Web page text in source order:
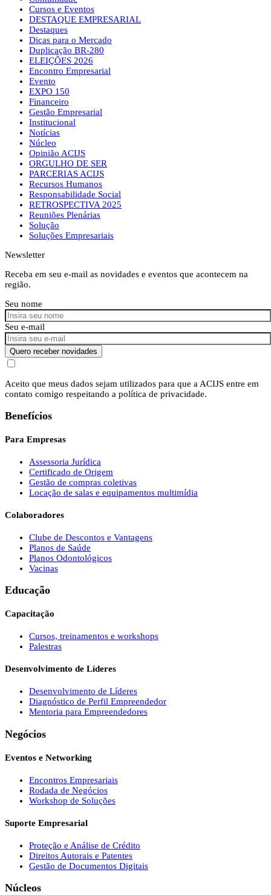
Cursos e Eventos
DESTAQUE EMPRESARIAL
Destaques
Dicas para o Mercado
Duplicação BR-280
ELEIÇÕES 2026
Encontro Empresarial
Evento
EXPO 150
Financeiro
Gestão Empresarial
Institucional
Notícias
Núcleo
Opinião ACIJS
ORGULHO DE SER
PARCERIAS ACIJS
Recursos Humanos
Responsabilidade Social
RETROSPECTIVA 2025
Reuniões Plenárias
Solução
Soluções Empresariais
Newsletter
Receba em seu e-mail as novidades e eventos que acontecem na
região.
Seu nome
Seu e-mail
Quero receber novidades
Aceito que meus dados sejam utilizados para que a ACIJS entre em
contato comigo respeitando a política de privacidade.
Benefícios
Para Empresas
Assessoria Jurídica
Certificado de Origem
Gestão de compras coletivas
Locação de salas e equipamentos multimídia
Colaboradores
Clube de Descontos e Vantagens
Planos de Saúde
Planos Odontológicos
Vacinas
Educação
Capacitação
Cursos, treinamentos e workshops
Palestras
Desenvolvimento de Líderes
Desenvolvimento de Líderes
Diagnóstico de Perfil Empreendedor
Mentoria para Empreendedores
Negócios
Eventos e Networking
Encontros Empresariais
Rodada de Negócios
Workshop de Soluções
Suporte Empresarial
Proteção e Análise de Crédito
Direitos Autorais e Patentes
Gestão de Documentos Digitais
Núcleos